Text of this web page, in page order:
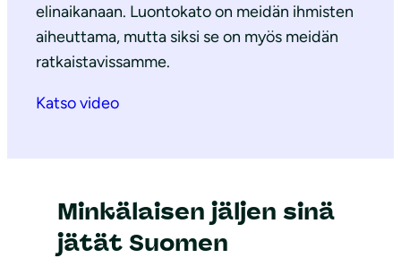
elinaikanaan. Luontokato on meidän ihmisten
aiheuttama, mutta siksi se on myös meidän
ratkaistavissamme.
Katso video
Minkälaisen jäljen sinä
jätät Suomen